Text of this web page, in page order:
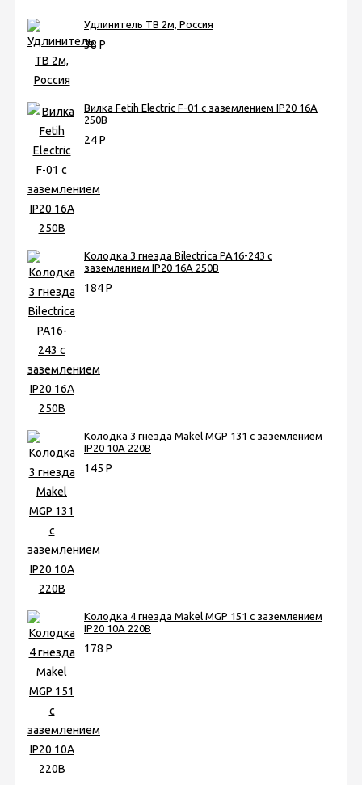
Удлинитель ТВ 2м, Россия
38 Р
Вилка Fetih Electric F-01 с заземлением IP20 16A
250B
24Р
Колодка 3 гнезда Bilectrica РА16-243 с
заземлением IP20 16A 250B
184Р
Колодка 3 гнезда Makel MGP 131 c заземлением
IP20 10A 220B​
145 Р
Колодка 4 гнезда Makel MGP 151 с заземлением
IP20 10A 220B
178 Р